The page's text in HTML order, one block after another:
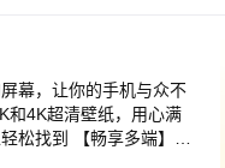
GMAT...权威词库让
幕，让你的手机与众不
和4K超清壁纸，用心满
松找到 【畅享多端】电